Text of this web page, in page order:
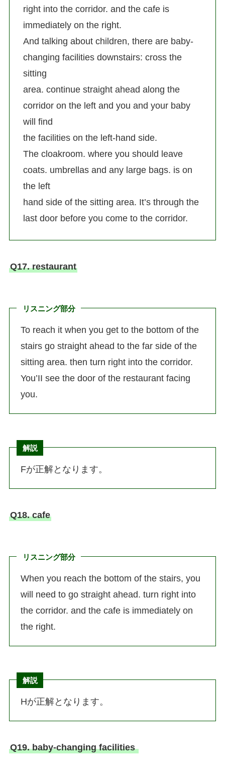
right into the corridor. and the cafe is
immediately on the right.
And talking about children, there are baby-
changing facilities downstairs: cross the
sitting
area. continue straight ahead along the
corridor on the left and you and your baby
will find
the facilities on the left-hand side.
The cloakroom. where you should leave
coats. umbrellas and any large bags. is on
the left
hand side of the sitting area. It’s through the
last door before you come to the corridor.
Q17. restaurant
リスニング部分
To reach it when you get to the bottom of the
stairs go straight ahead to the far side of the
sitting area. then turn right into the corridor.
You’II see the door of the restaurant facing
you.
解説
Fが正解となります。
Q18. cafe
リスニング部分
When you reach the bottom of the stairs, you
will need to go straight ahead. turn right into
the corridor. and the cafe is immediately on
the right.
解説
Hが正解となります。
Q19. baby-changing facilities